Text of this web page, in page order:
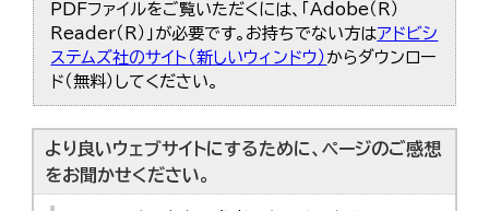
PDFファイルをご覧いただくには、「Adobe（R）
Reader（R）」が必要です。お持ちでない方はアドビシ
ステムズ社のサイト（新しいウィンドウ） からダウンロー
ド（無料）してください。
より良いウェブサイトにするために、ページのご感想
をお聞かせください。